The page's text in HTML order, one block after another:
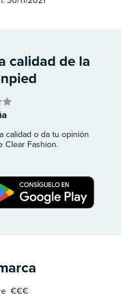
calidad de la
calidad o da tu opinión
Clear Fashion.
€€€